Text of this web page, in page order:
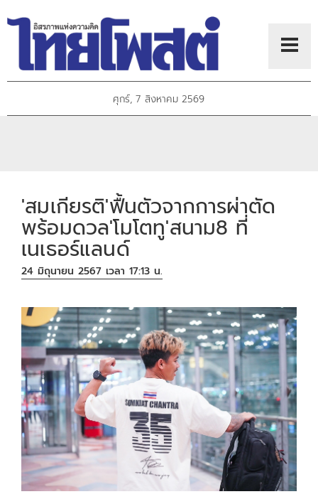
ศุกร์, 7 สิงหาคม 2569
'สมเกียรติ'ฟื้นตัวจากการผ่าตัด
พร้อมดวล'โมโตทู'สนาม8 ที่
เนเธอร์แลนด์
24 มิถุนายน 2567 เวลา 17:13 น.